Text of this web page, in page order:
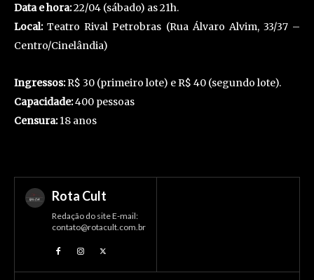
Data e hora:22/04 (sábado) as 21h.
Local:Teatro Rival Petrobras (Rua Álvaro Alvim, 33/37 –
Centro/Cinelândia)
Ingressos:R$ 30 (primeiro lote) e R$ 40 (segundo lote).
Capacidade:400 pessoas
Censura:18 anos
Rota Cult
Redação do site E-mail:
contato@rotacult.com.br